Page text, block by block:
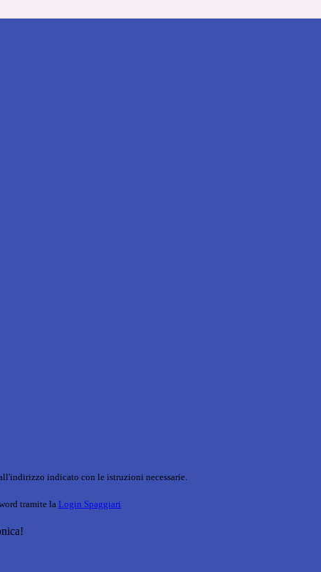
indicato con le istruzioni necessarie.
tramite la Login Spaggiari